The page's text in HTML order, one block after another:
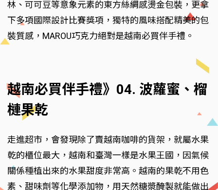
林、可可豆等意象元素的東方絲綢感燙金包裝，更拿
下多項國際設計比賽獎項，獨特的風味搭配精美的包
裝質感，MAROU巧克力絕對是越南必買伴手禮。
越南必買伴手禮》04. 波蘿蜜、榴
槤果乾
走進超市，會發現除了賣越南咖啡的貨架，就屬水果
乾的櫃位最大，越南和臺灣一樣是水果王國，因氣候
關係種植出來的水果甜度非常高。越南的果乾不用色
素、甜味劑等化學添加物，用天然糖漿醃製就能做出